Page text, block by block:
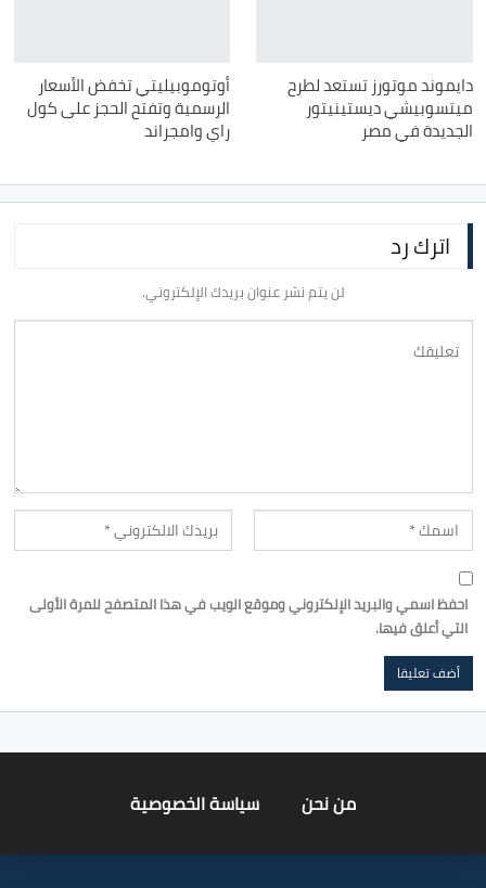
دايموند موتورز تستعد لطرح
ميتسوبيشي ديستينيتور
الجديدة في مصر
أوتوموبيليتي تخفض الأسعار
الرسمية وتفتح الحجز على كول
راي وامجراند
اترك رد
لن يتم نشر عنوان بريدك الإلكتروني.
احفظ اسمي والبريد الإلكتروني وموقع الويب في هذا المتصفح للمرة الأولى
التي أعلق فيها.
من نحن سياسة الخصوصية